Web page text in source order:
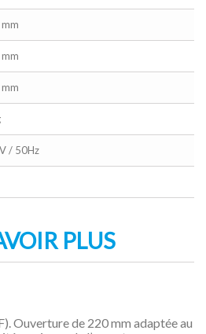
/ 50Hz
PLUS
Ouverture de 220 mm adaptée au